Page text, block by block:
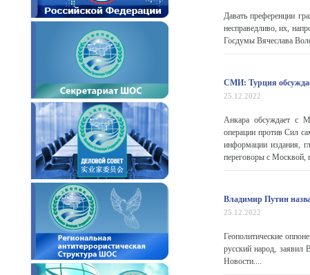
Давать преференции
несправедливо, их,
Госдумы Вячеслава
СМИ: Турция
25.12.2022
Анкара обсуждает с
операции против Сил
информации издания,
переговоры с Москвой,
Владимир Путин
25.12.2022
Геополитические
русский народ,
Новости....